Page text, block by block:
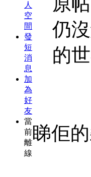
人
空
間
發
短
消
息
加
為
好
友
當
前
離
線
仍
的
睇佢